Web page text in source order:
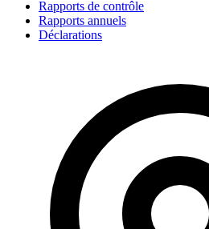
Rapports de contrôle
Rapports annuels
Déclarations